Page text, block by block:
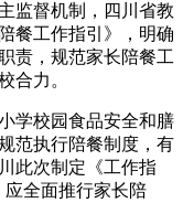
督机制，四川省教
餐工作指引》，明确
责，规范家长陪餐工
合力。
学校园食品安全和膳
范执行陪餐制度，有
此次制定《工作指
应全面推行家长陪